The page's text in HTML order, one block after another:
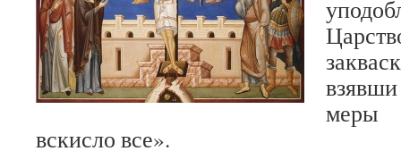
меры
вскисло все».